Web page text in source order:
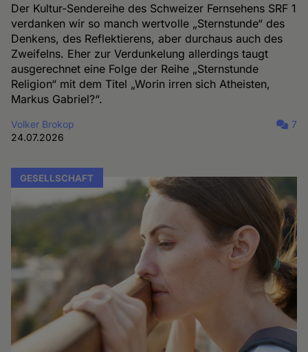
Der Kultur-Sendereihe des Schweizer Fernsehens SRF 1
verdanken wir so manch wertvolle „Sternstunde“ des
Denkens, des Reflektierens, aber durchaus auch des
Zweifelns. Eher zur Verdunkelung allerdings taugt
ausgerechnet eine Folge der Reihe „Sternstunde
Religion“ mit dem Titel „Worin irren sich Atheisten,
Markus Gabriel?“.
Volker Brokop
24.07.2026
7
GESELLSCHAFT